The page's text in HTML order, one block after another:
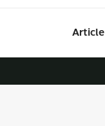
Article